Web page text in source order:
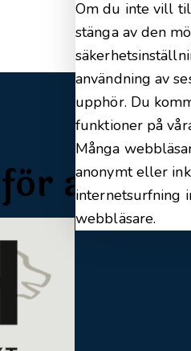
alla!
Om du inte vill
stänga av den
användning av
upphör. Du
funktioner på
Många
anonymt eller
internetsurfning
webbläsare.